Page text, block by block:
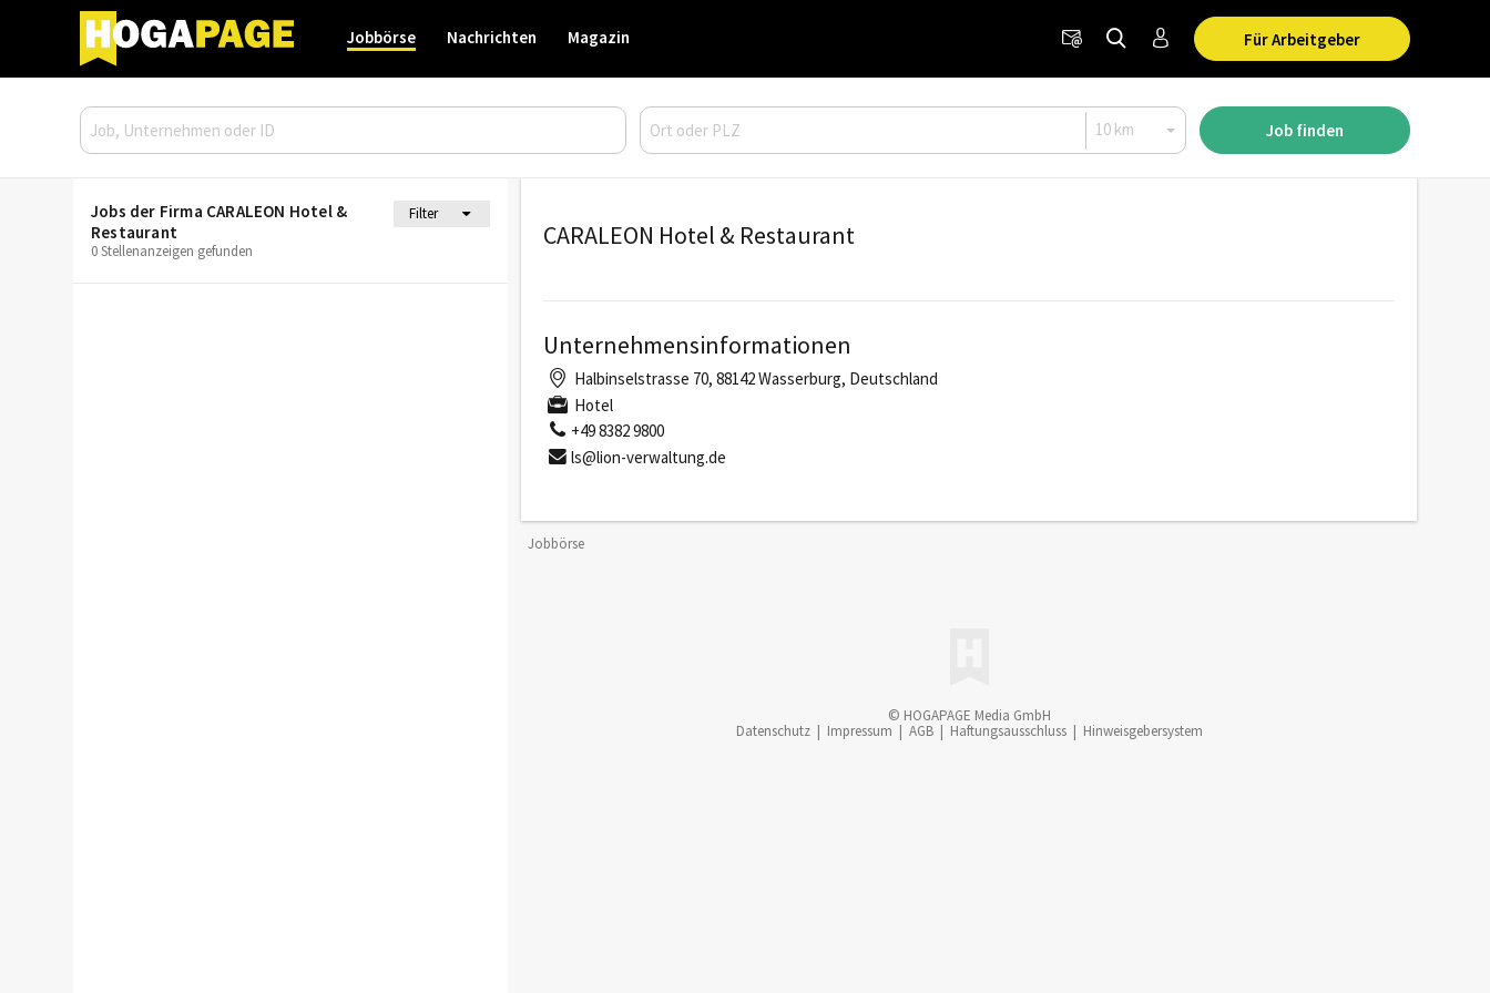
Für Arbeitgeber
Jobbörse Nachrichten Magazin
Job finden
Jobs der Firma CARALEON Hotel &
Restaurant
Filter
0 Stellenanzeigen gefunden
CARALEON Hotel & Restaurant
Unternehmensinformationen
Halbinselstrasse 70, 88142 Wasserburg, Deutschland
Hotel
+49 8382 9800
ls@lion-verwaltung.de
Jobbörse
© HOGAPAGE Media GmbH
Datenschutz
Impressum AGB Haftungsausschluss Hinweisgebersystem